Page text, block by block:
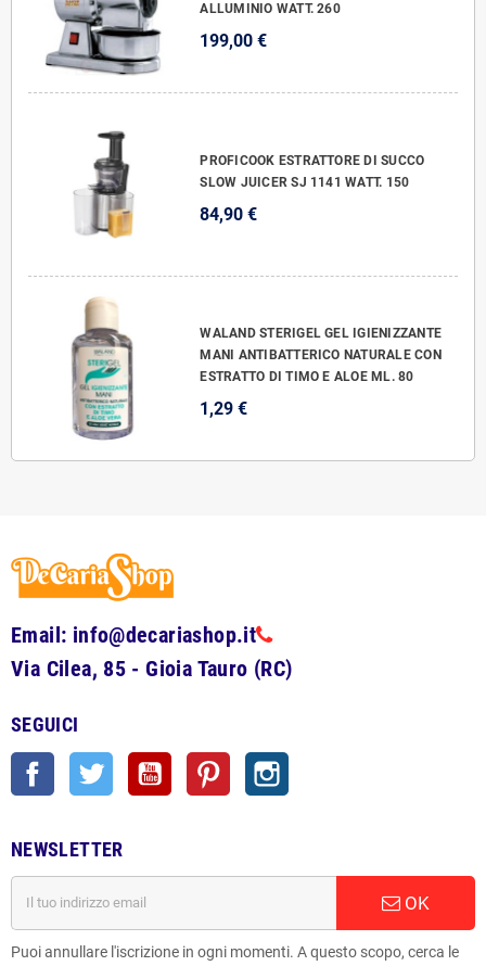
ALLUMINIO WATT. 260
199,00 €
PROFICOOK ESTRATTORE DI SUCCO
SLOW JUICER SJ 1141 WATT. 150
84,90 €
WALAND STERIGEL GEL IGIENIZZANTE
MANI ANTIBATTERICO NATURALE CON
ESTRATTO DI TIMO E ALOE ML. 80
1,29 €
Email: info@decariashop.it
Via Cilea, 85 - Gioia Tauro (RC)
SEGUICI
Facebook Twitter YouTube Pinterest
NEWSLETTER
OK
Puoi annullare l'iscrizione in ogni momenti. A questo scopo, cerca le